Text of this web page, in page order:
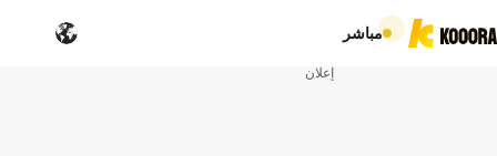
مباشر
إعلان